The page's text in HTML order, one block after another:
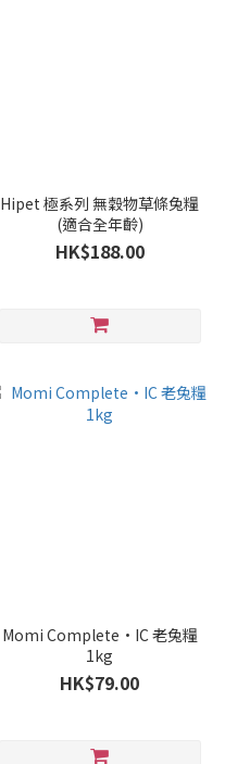
Hipet 極系列 無穀物草條兔糧
(適合全年齡)
HK$188.00
Momi Complete•IC 老兔糧
1kg
HK$79.00